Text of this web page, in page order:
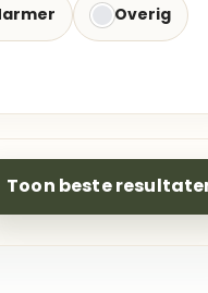
Overig
Toon beste